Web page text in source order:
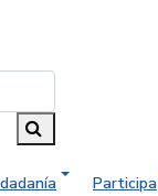
Participa